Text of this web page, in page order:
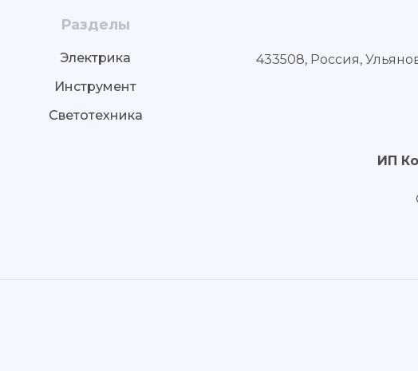
Разделы
Электрика
Инструмент
Светотехника
433508, Россия,
ИП